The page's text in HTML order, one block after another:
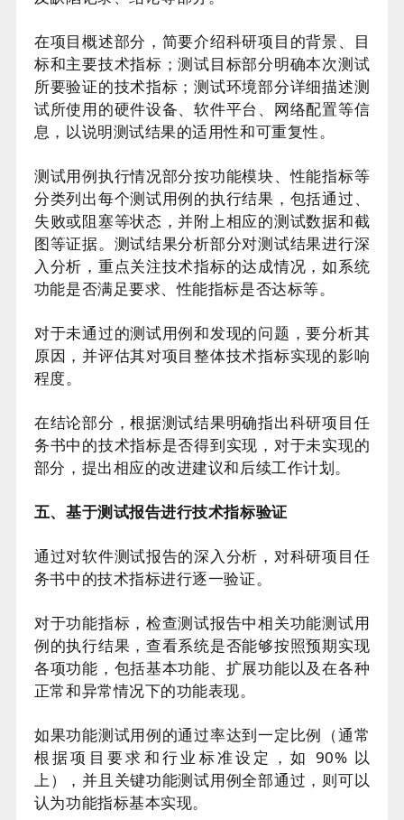
在项目概述部分，简要介绍科研项目的背景、目
标和主要技术指标；测试目标部分明确本次测试
所要验证的技术指标；测试环境部分详细描述测
试所使用的硬件设备、软件平台、网络配置等信
息，以说明测试结果的适用性和可重复性。
测试用例执行情况部分按功能模块、性能指标等
分类列出每个测试用例的执行结果，包括通过、
失败或阻塞等状态，并附上相应的测试数据和截
图等证据。测试结果分析部分对测试结果进行深
入分析，重点关注技术指标的达成情况，如系统
功能是否满足要求、性能指标是否达标等。
对于未通过的测试用例和发现的问题，要分析其
原因，并评估其对项目整体技术指标实现的影响
程度。
在结论部分，根据测试结果明确指出科研项目任
务书中的技术指标是否得到实现，对于未实现的
部分，提出相应的改进建议和后续工作计划。
五、基于测试报告进行技术指标验证
通过对软件测试报告的深入分析，对科研项目任
务书中的技术指标进行逐一验证。
对于功能指标，检查测试报告中相关功能测试用
例的执行结果，查看系统是否能够按照预期实现
各项功能，包括基本功能、扩展功能以及在各种
正常和异常情况下的功能表现。
如果功能测试用例的通过率达到一定比例（通常
根据项目要求和行业标准设定，如 90% 以
上），并且关键功能测试用例全部通过，则可以
认为功能指标基本实现。